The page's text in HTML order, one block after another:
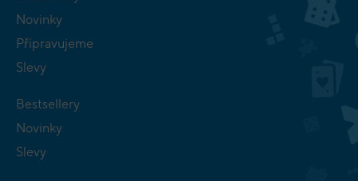
Novinky
Připravujeme
Slevy
Bestsellery
Novinky
Slevy